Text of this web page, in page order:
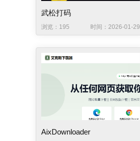
武松打码
浏览：195 时间：2026-01-29
AixDownloader